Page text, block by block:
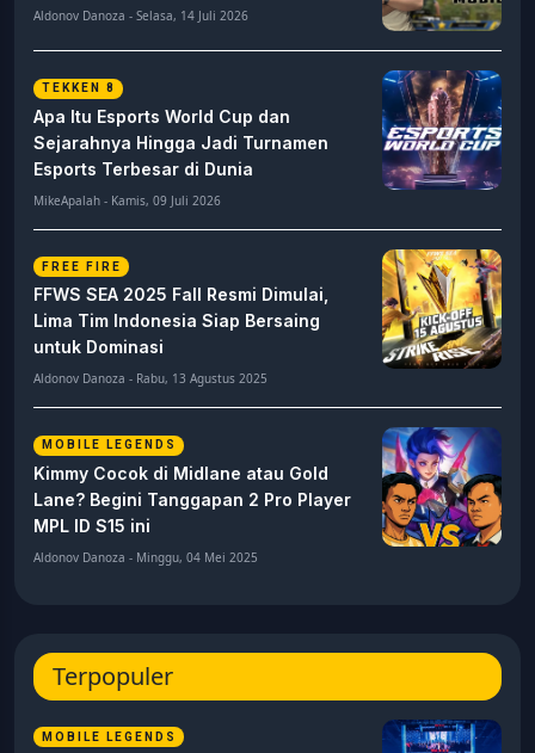
Aldonov Danoza - Selasa, 14 Juli 2026
TEKKEN 8
Apa Itu Esports World Cup dan
Sejarahnya Hingga Jadi Turnamen
Esports Terbesar di Dunia
MikeApalah - Kamis, 09 Juli 2026
FREE FIRE
FFWS SEA 2025 Fall Resmi Dimulai,
Lima Tim Indonesia Siap Bersaing
untuk Dominasi
Aldonov Danoza - Rabu, 13 Agustus 2025
MOBILE LEGENDS
Kimmy Cocok di Midlane atau Gold
Lane? Begini Tanggapan 2 Pro Player
MPL ID S15 ini
Aldonov Danoza - Minggu, 04 Mei 2025
Terpopuler
MOBILE LEGENDS